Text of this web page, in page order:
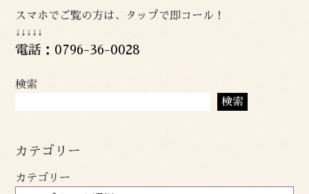
スマホでご覧の方は、タップで即コール！
↓↓↓↓↓
電話：0796-36-0028
検索
検索
カテゴリー
カテゴリー